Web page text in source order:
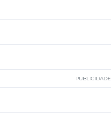
PUBLICIDADE